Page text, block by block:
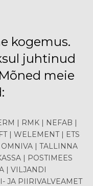
kogemus.
juhtinud
meie
| RMK | NEFAB |
| WELEMENT | ETS
| TALLINNA
| POSTIMEES
| VILJANDI
JA PIIRIVALVEAMET